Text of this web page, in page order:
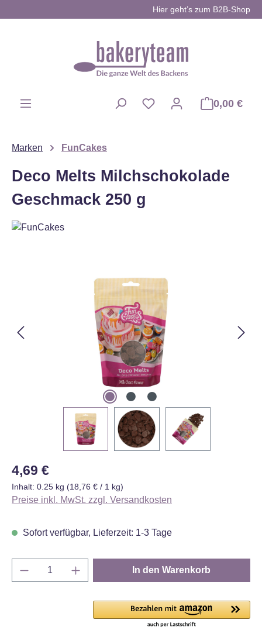
Hier geht’s zum B2B-Shop
0,00 €
Marken FunCakes
Deco Melts Milchschokolade
Geschmack 250 g
Regulärer Preis:
4,69 €
Inhalt: 0.25 kg (18,76 € / 1 kg)
Preise inkl. MwSt. zzgl. Versandkosten
Sofort verfügbar, Lieferzeit: 1-3 Tage
Produkt Anzahl: Gib den gewünschten
In den Warenkorb